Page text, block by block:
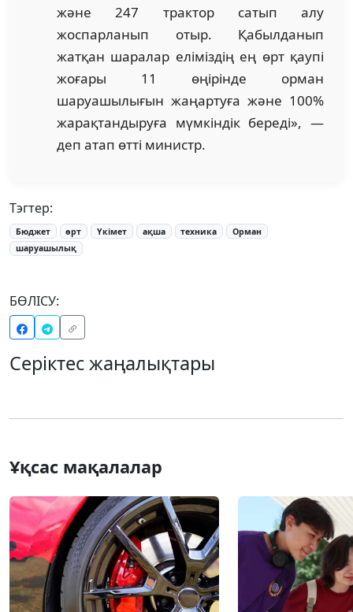
және 247 трактор сатып алу
жоспарланып отыр. Қабылданып
жатқан шаралар еліміздің ең өрт қаупі
жоғары 11 өңірінде орман
шаруашылығын жаңартуға және 100%
жарақтандыруға мүмкіндік береді», —
деп атап өтті министр.
Тэгтер:
Бюджет өрт Үкімет ақша техника
Орман
шаруашылық
БӨЛІСУ:
Серіктес жаңалықтары
Ұқсас мақалалар